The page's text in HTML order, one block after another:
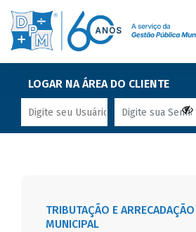
LOGAR NA ÁREA DO CLIENTE
TRIBUTAÇÃO E ARRECADAÇÃO
MUNICIPAL